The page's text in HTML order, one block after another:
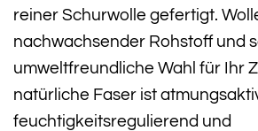
reiner Schurwolle gefertigt.
nachwachsender Rohstoff und
umweltfreundliche Wahl für Ihr
natürliche Faser ist
feuchtigkeitsregulierend und